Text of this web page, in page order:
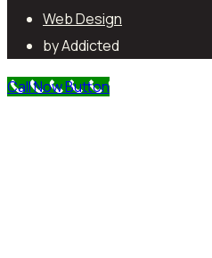
Web Design
by Addicted
Call Now Button